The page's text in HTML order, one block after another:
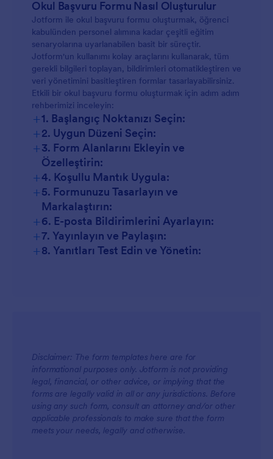
Okul Başvuru Formu Nasıl Oluşturulur
Jotform ile okul başvuru formu oluşturmak, öğrenci
kabulünden personel alımına kadar çeşitli eğitim
senaryolarına uyarlanabilen basit bir süreçtir.
Jotform'un kullanımı kolay araçlarını kullanarak, tüm
gerekli bilgileri toplayan, bildirimleri otomatikleştiren ve
veri yönetimini basitleştiren formlar tasarlayabilirsiniz.
Etkili bir okul başvuru formu oluşturmak için adım adım
rehberimizi inceleyin:
+1. Başlangıç Noktanızı Seçin:
+2. Uygun Düzeni Seçin:
+3. Form Alanlarını Ekleyin ve
Özelleştirin:
+4. Koşullu Mantık Uygula:
+5. Formunuzu Tasarlayın ve
Markalaştırın:
+6. E-posta Bildirimlerini Ayarlayın:
+7. Yayınlayın ve Paylaşın:
+8. Yanıtları Test Edin ve Yönetin:
Disclaimer: The form templates here are for
informational purposes only. Jotform is not providing
legal, financial, or other advice, or implying that the
forms are legally valid in all or any jurisdictions. Before
using any such form, consult an attorney and/or other
applicable professionals to make sure that the form
meets your needs, legally and otherwise.